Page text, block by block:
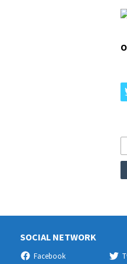
SOCIAL NETWORK
Facebook